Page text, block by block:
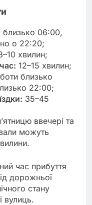
близько 06:00,
о 22:20;
хвилин;
12–15 хвилин;
близько
22:00;
35–45
ввечері та
можуть
час прибуття
дорожньої
стану
вулиць.